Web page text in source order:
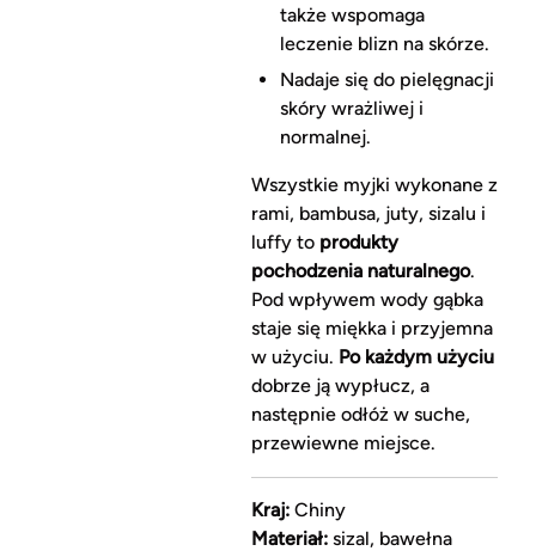
także wspomaga
leczenie blizn na skórze.
Nadaje się do pielęgnacji
skóry wrażliwej i
normalnej.
Wszystkie myjki wykonane z
rami, bambusa, juty, sizalu i
luffy to produkty
pochodzenia naturalnego.
Pod wpływem wody gąbka
staje się miękka i przyjemna
w użyciu. Po każdym użyciu
dobrze ją wypłucz, a
następnie odłóż w suche,
przewiewne miejsce.
Kraj:Chiny
Materiał:sizal, bawełna